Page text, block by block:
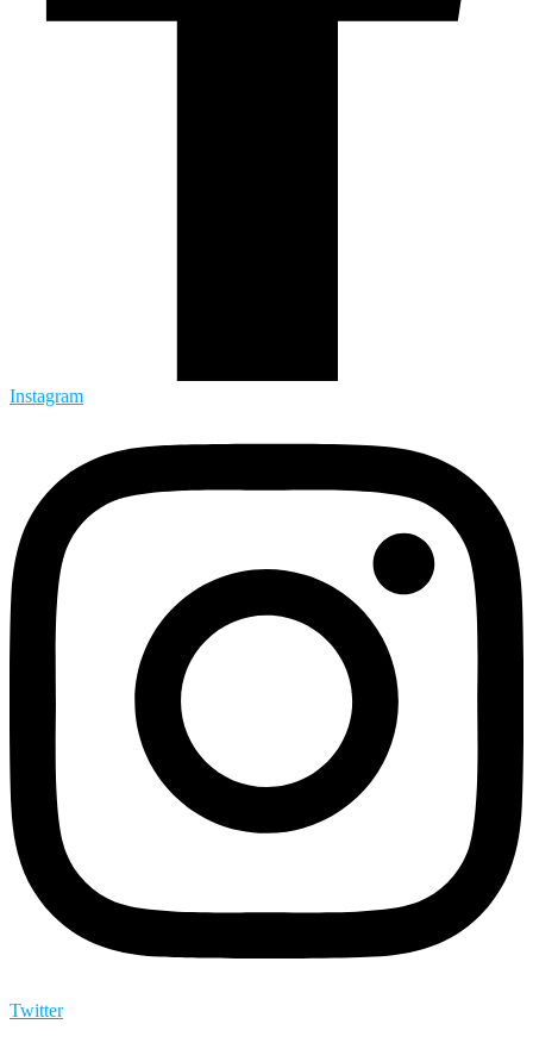
Instagram
Twitter